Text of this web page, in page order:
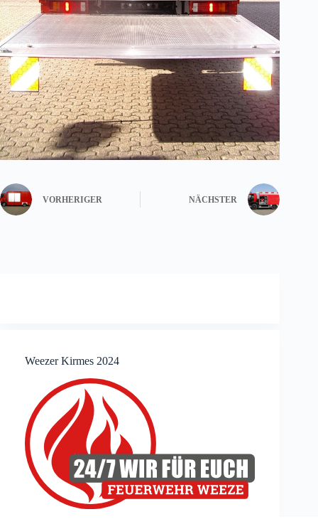
VORHERIGER NÄCHSTER
Weezer Kirmes 2024